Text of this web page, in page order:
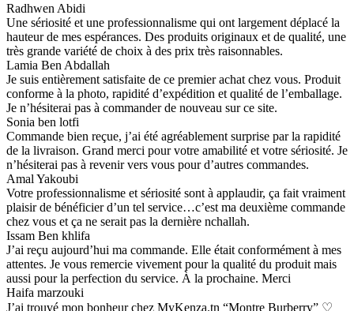
Radhwen Abidi
Une sériosité et une professionnalisme qui ont largement déplacé la
hauteur de mes espérances. Des produits originaux et de qualité, une
très grande variété de choix à des prix très raisonnables.
Lamia Ben Abdallah
Je suis entièrement satisfaite de ce premier achat chez vous. Produit
conforme à la photo, rapidité d’expédition et qualité de l’emballage.
Je n’hésiterai pas à commander de nouveau sur ce site.
Sonia ben lotfi
Commande bien reçue, j’ai été agréablement surprise par la rapidité
de la livraison. Grand merci pour votre amabilité et votre sériosité. Je
n’hésiterai pas à revenir vers vous pour d’autres commandes.
Amal Yakoubi
Votre professionnalisme et sériosité sont à applaudir, ça fait vraiment
plaisir de bénéficier d’un tel service…c’est ma deuxième commande
chez vous et ça ne serait pas la dernière nchallah.
Issam Ben khlifa
J’ai reçu aujourd’hui ma commande. Elle était conformément à mes
attentes. Je vous remercie vivement pour la qualité du produit mais
aussi pour la perfection du service. À la prochaine. Merci
Haifa marzouki
J’ai trouvé mon bonheur chez MyKenza.tn “Montre Burberry” ♡